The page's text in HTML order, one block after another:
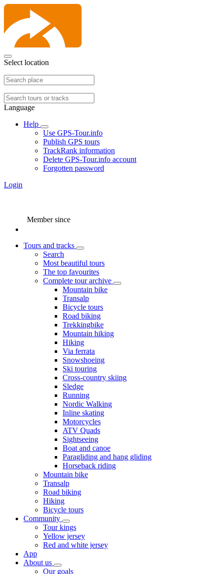
Select location
Language
Help
Use GPS-Tour.info
Publish GPS tours
TrackRank information
Delete GPS-Tour.info account
Forgotten password
Login
Member since
Tours and tracks
Search
Most beautiful tours
The top favourites
Complete tour archive
Mountain bike
Transalp
Bicycle tours
Road biking
Trekkingbike
Mountain hiking
Hiking
Via ferrata
Snowshoeing
Ski touring
Cross-country skiing
Sledge
Running
Nordic Walking
Inline skating
Motorcycles
ATV Quads
Sightseeing
Boat and canoe
Paragliding and hang gliding
Horseback riding
Mountain bike
Transalp
Road biking
Hiking
Bicycle tours
Community
Tour kings
Yellow jersey
Red and white jersey
App
About us
Our goals